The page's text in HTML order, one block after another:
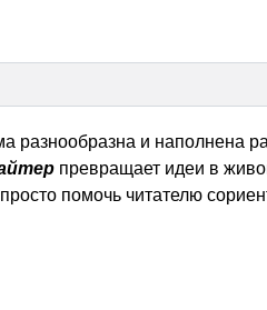
разнообразна и наполнена
превращает идеи в
помочь читателю